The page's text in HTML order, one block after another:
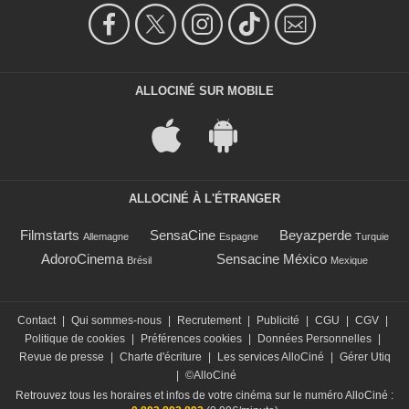
ALLOCINÉ SUR MOBILE
ALLOCINÉ À L'ÉTRANGER
Filmstarts Allemagne SensaCine Espagne Beyazperde Turquie
AdoroCinema Brésil Sensacine México Mexique
Contact Qui sommes-nous Recrutement Publicité CGU CGV
Politique de cookies
Préférences cookies Données Personnelles
Revue de presse
Charte d'écriture Les services AlloCiné
Gérer Utiq
©AlloCiné
Retrouvez tous les horaires et infos de votre cinéma sur le numéro AlloCiné :